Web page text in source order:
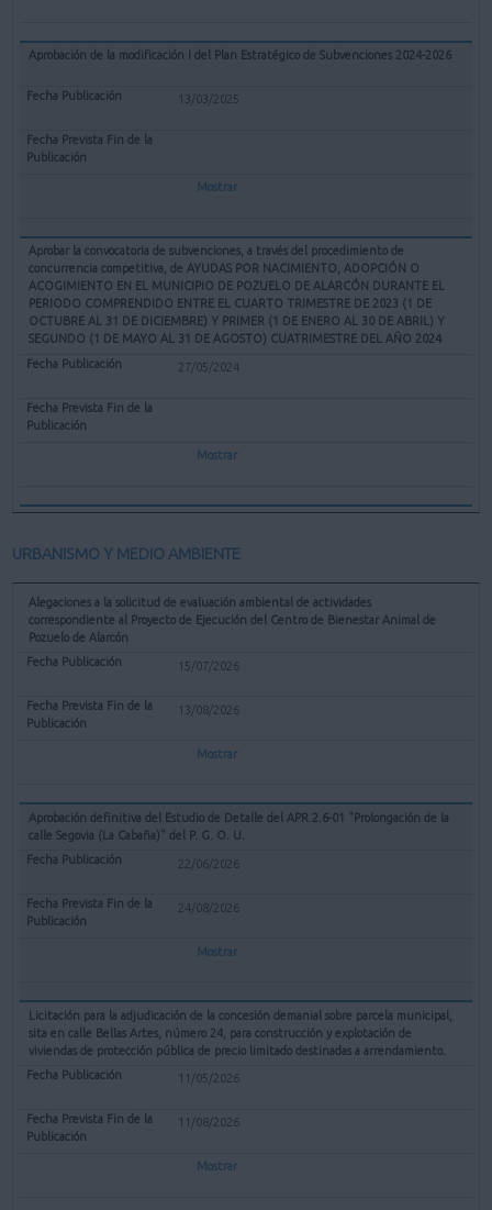
Aprobación de la modificación I del Plan Estratégico de Subvenciones 2024-2026
13/03/2025
Mostrar
Aprobar la convocatoria de subvenciones, a través del procedimiento de
concurrencia competitiva, de AYUDAS POR NACIMIENTO, ADOPCIÓN O
ACOGIMIENTO EN EL MUNICIPIO DE POZUELO DE ALARCÓN DURANTE EL
PERIODO COMPRENDIDO ENTRE EL CUARTO TRIMESTRE DE 2023 (1 DE
OCTUBRE AL 31 DE DICIEMBRE) Y PRIMER (1 DE ENERO AL 30 DE ABRIL) Y
SEGUNDO (1 DE MAYO AL 31 DE AGOSTO) CUATRIMESTRE DEL AÑO 2024
27/05/2024
Mostrar
URBANISMO Y MEDIO AMBIENTE
Alegaciones a la solicitud de evaluación ambiental de actividades
correspondiente al Proyecto de Ejecución del Centro de Bienestar Animal de
Pozuelo de Alarcón
15/07/2026
13/08/2026
Mostrar
Aprobación definitiva del Estudio de Detalle del APR 2.6-01 "Prolongación de la
calle Segovia (La Cabaña)" del P. G. O. U.
22/06/2026
24/08/2026
Mostrar
Licitación para la adjudicación de la concesión demanial sobre parcela municipal,
sita en calle Bellas Artes, número 24, para construcción y explotación de
viviendas de protección pública de precio limitado destinadas a arrendamiento.
11/05/2026
11/08/2026
Mostrar